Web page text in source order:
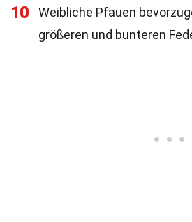
10
Weibliche Pfauen
größeren und bunteren